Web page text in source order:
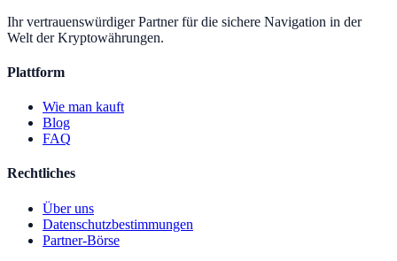
Ihr vertrauenswürdiger Partner für die sichere Navigation in der
Welt der Kryptowährungen.
Plattform
Wie man kauft
Blog
FAQ
Rechtliches
Über uns
Datenschutzbestimmungen
Partner-Börse